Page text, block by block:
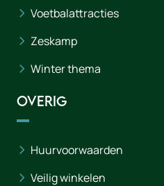
Voetbalattracties
Zeskamp
Winter thema
Overig
Huurvoorwaarden
Veilig winkelen